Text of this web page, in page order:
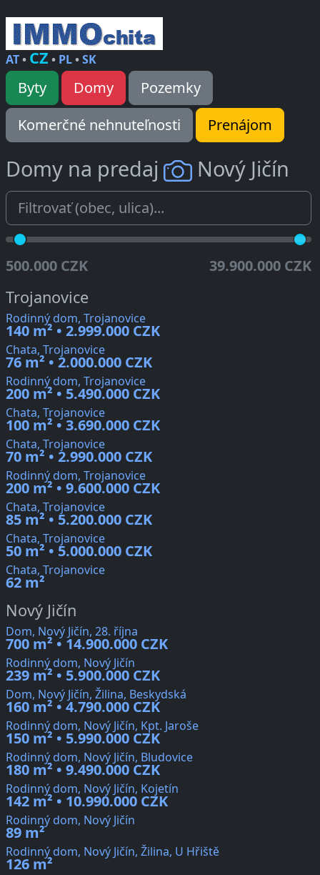
AT• CZ • PL•SK
Byty Domy
Pozemky
Komerčné nehnuteľnosti
Prenájom
Domy na predaj Nový Jičín
500.000 CZK 39.900.000 CZK
Trojanovice
Rodinný dom, Trojanovice
140 m² • 2.999.000 CZK
Chata, Trojanovice
76 m² • 2.000.000 CZK
Rodinný dom, Trojanovice
200 m² • 5.490.000 CZK
Chata, Trojanovice
100 m² • 3.690.000 CZK
Chata, Trojanovice
70 m² • 2.990.000 CZK
Rodinný dom, Trojanovice
200 m² • 9.600.000 CZK
Chata, Trojanovice
85 m² • 5.200.000 CZK
Chata, Trojanovice
50 m² • 5.000.000 CZK
Chata, Trojanovice
62 m²
Nový Jičín
Dom, Nový Jičín, 28. října
700 m² • 14.900.000 CZK
Rodinný dom, Nový Jičín
239 m² • 5.900.000 CZK
Dom, Nový Jičín, Žilina, Beskydská
160 m² • 4.790.000 CZK
Rodinný dom, Nový Jičín, Kpt. Jaroše
150 m² • 5.990.000 CZK
Rodinný dom, Nový Jičín, Bludovice
180 m² • 9.490.000 CZK
Rodinný dom, Nový Jičín, Kojetín
142 m² • 10.990.000 CZK
Rodinný dom, Nový Jičín
89 m²
Rodinný dom, Nový Jičín, Žilina, U Hřiště
126 m²